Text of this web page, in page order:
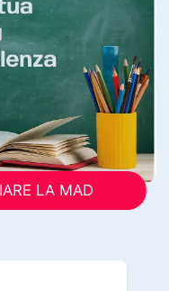
LA MAD